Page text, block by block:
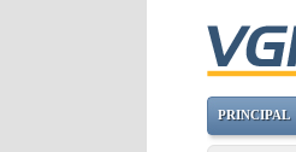
PRINCIPAL